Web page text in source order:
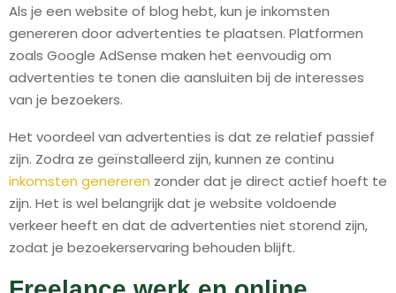
Als je een website of blog hebt, kun je inkomsten
genereren door advertenties te plaatsen. Platformen
zoals Google AdSense maken het eenvoudig om
advertenties te tonen die aansluiten bij de interesses
van je bezoekers.
Het voordeel van advertenties is dat ze relatief passief
zijn. Zodra ze geïnstalleerd zijn, kunnen ze continu
inkomsten genereren zonder dat je direct actief hoeft te
zijn. Het is wel belangrijk dat je website voldoende
verkeer heeft en dat de advertenties niet storend zijn,
zodat je bezoekerservaring behouden blijft.